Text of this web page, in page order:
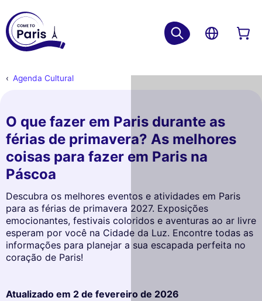
Agenda Cultural
O que fazer em Paris durante as
férias de primavera? As melhores
coisas para fazer em Paris na
Páscoa
Descubra os melhores eventos e atividades em Paris
para as férias de primavera 2027. Exposições
emocionantes, festivais coloridos e aventuras ao ar livre
esperam por você na Cidade da Luz. Encontre todas as
informações para planejar a sua escapada perfeita no
coração de Paris!
Atualizado em 2 de fevereiro de 2026